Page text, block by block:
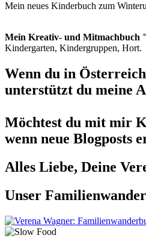
Mein neues Kinderbuch zum
Mein Kreativ- und Mitmachbuch "
Kindergarten, Kindergruppen, Hort.
Wenn du in
unterstützt du meine
Möchtest du mit mir
wenn neue Blogposts
Alles Liebe, Deine
Unser